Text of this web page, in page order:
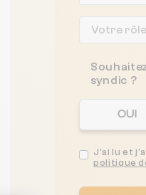
syndic ?
OUI
J'ai lu et
politique